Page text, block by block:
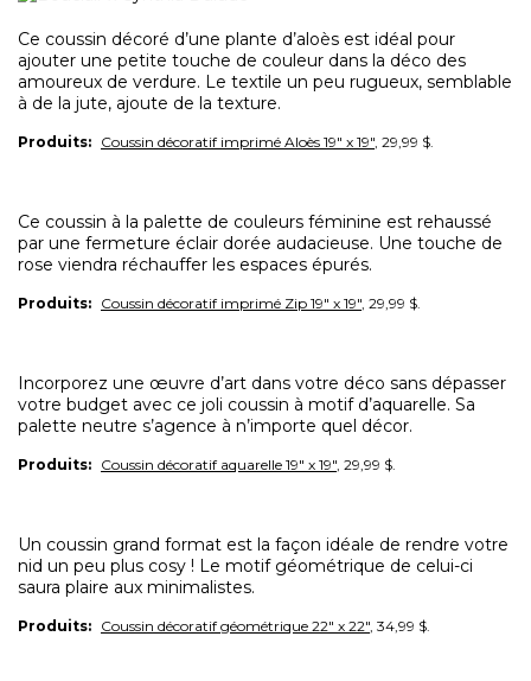
Ce coussin décoré d’une plante d’aloès est idéal pour
ajouter une petite touche de couleur dans la déco des
amoureux de verdure. Le textile un peu rugueux, semblable
à de la jute, ajoute de la texture.
Produits: Coussin décoratif imprimé Aloès 19" x 19", 29,99 $.
Ce coussin à la palette de couleurs féminine est rehaussé
par une fermeture éclair dorée audacieuse. Une touche de
rose viendra réchauffer les espaces épurés.
Produits: Coussin décoratif imprimé Zip 19" x 19", 29,99 $.
Incorporez une œuvre d’art dans votre déco sans dépasser
votre budget avec ce joli coussin à motif d’aquarelle. Sa
palette neutre s’agence à n’importe quel décor.
Produits: Coussin décoratif aquarelle 19" x 19", 29,99 $.
Un coussin grand format est la façon idéale de rendre votre
nid un peu plus cosy ! Le motif géométrique de celui-ci
saura plaire aux minimalistes.
Produits: Coussin décoratif géométrique 22" x 22", 34,99 $.